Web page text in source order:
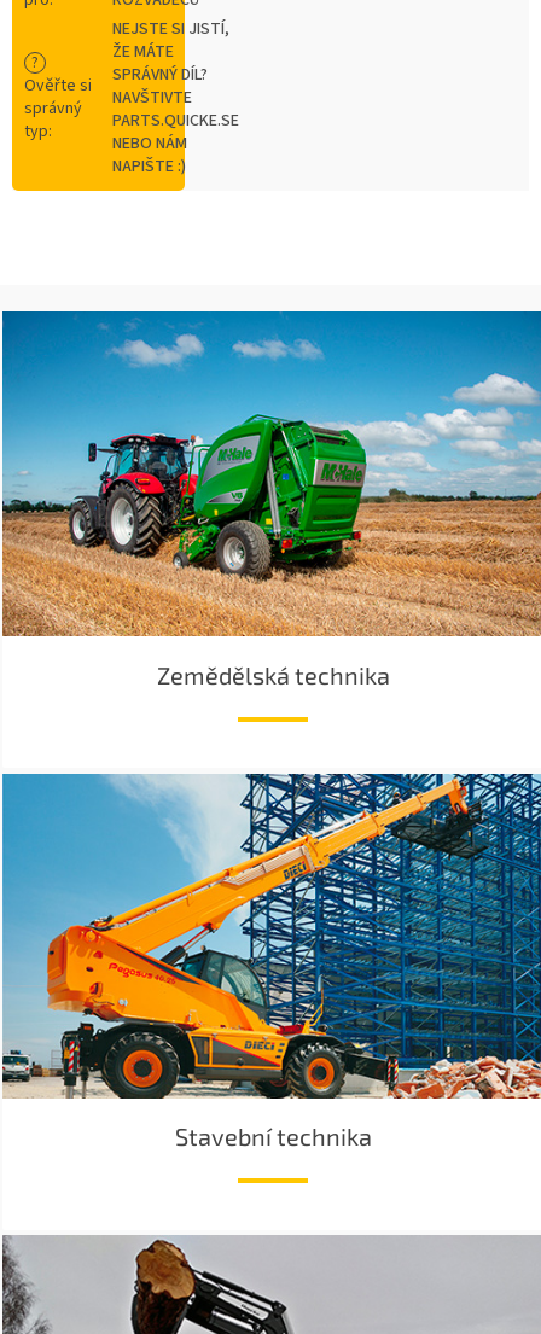
?
Ověřte si
správný
typ:
NEJSTE SI JISTÍ,
ŽE MÁTE
SPRÁVNÝ DÍL?
NAVŠTIVTE
PARTS.QUICKE.SE
NEBO NÁM
NAPIŠTE :)
Zemědělská technika
Stavební technika